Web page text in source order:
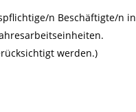
n Beschäftigte/n in
werden.)